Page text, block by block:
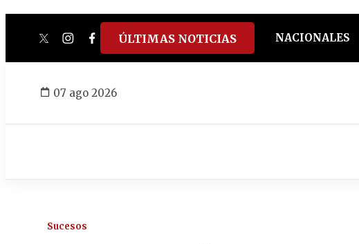
twitterinstagram
facebook
tiktokyoutube
spotify
ÚLTIMAS NOTICIAS NACIONALES
07 ago 2026
Sucesos